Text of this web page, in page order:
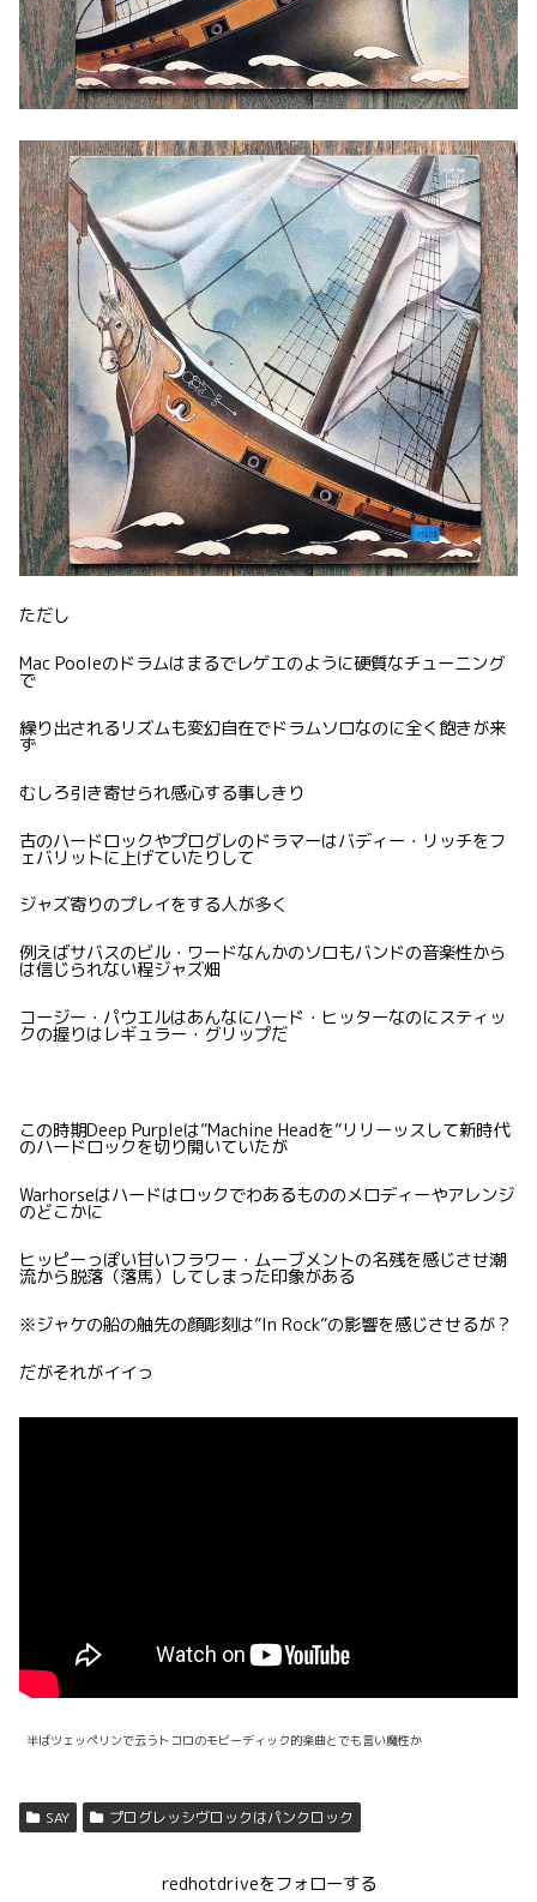
ただし
Mac Pooleのドラムはまるでレゲエのように硬質なチューニング
で
繰り出されるリズムも変幻自在でドラムソロなのに全く飽きが来
ず
むしろ引き寄せられ感心する事しきり
古のハードロックやプログレのドラマーはバディー・リッチをフ
ェバリットに上げていたりして
ジャズ寄りのプレイをする人が多く
例えばサバスのビル・ワードなんかのソロもバンドの音楽性から
は信じられない程ジャズ畑
コージー・パウエルはあんなにハード・ヒッターなのにスティッ
クの握りはレギュラー・グリップだ
この時期Deep Purpleは”Machine Headを”リリーッスして新時代
のハードロックを切り開いていたが
Warhorseはハードはロックでわあるもののメロディーやアレンジ
のどこかに
ヒッピーっぽい甘いフラワー・ムーブメントの名残を感じさせ潮
流から脱落（落馬）してしまった印象がある
※ジャケの船の舳先の顔彫刻は”In Rock”の影響を感じさせるが？
だがそれがイイっ
半ばツェッペリンで云うトコロのモビーディック的楽曲とでも言い魔性か
SAY プログレッシヴロックはパンクロック
redhotdriveをフォローする